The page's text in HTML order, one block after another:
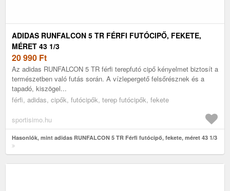
ADIDAS RUNFALCON 5 TR FÉRFI FUTÓCIPŐ, FEKETE,
MÉRET 43 1/3
20 990 Ft
Az adidas RUNFALCON 5 TR férfi terepfutó cipő kényelmet biztosít a
természetben való futás során. A vízlepergető felsőrésznek és a
tapadó, kiszögel...
férfi, adidas, cipők, futócipők, terep futócipők, fekete
sportisimo.hu
Hasonlók, mint adidas RUNFALCON 5 TR Férfi futócipő, fekete, méret 43 1/3